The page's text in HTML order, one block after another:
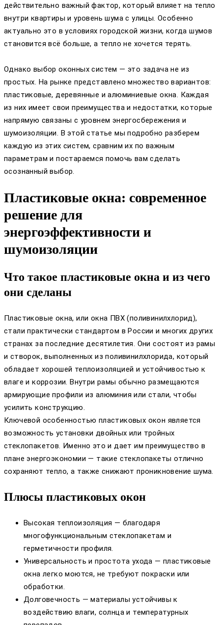
действительно важный фактор, который влияет на тепло
внутри квартиры и уровень шума с улицы. Особенно
актуально это в условиях городской жизни, когда шумов
становится всё больше, а тепло не хочется терять.
Однако выбор оконных систем — это задача не из
простых. На рынке представлено множество вариантов:
пластиковые, деревянные и алюминиевые окна. Каждая
из них имеет свои преимущества и недостатки, которые
напрямую связаны с уровнем энергосбережения и
шумоизоляции. В этой статье мы подробно разберем
каждую из этих систем, сравним их по важным
параметрам и постараемся помочь вам сделать
осознанный выбор.
Пластиковые окна: современное
решение для
энергоэффективности и
шумоизоляции
Что такое пластиковые окна и из чего
они сделаны
Пластиковые окна, или окна ПВХ (поливинилхлорид),
стали практически стандартом в России и многих других
странах за последние десятилетия. Они состоят из рамы
и створок, выполненных из поливинилхлорида, который
обладает хорошей теплоизоляцией и устойчивостью к
влаге и коррозии. Внутри рамы обычно размещаются
армирующие профили из алюминия или стали, чтобы
усилить конструкцию.
Ключевой особенностью пластиковых окон является
возможность установки двойных или тройных
стеклопакетов. Именно это и дает им преимущество в
плане энергоэкономии — такие стеклопакеты отлично
сохраняют тепло, а также снижают проникновение шума.
Плюсы пластиковых окон
Высокая теплоизоляция — благодаря
многофункциональным стеклопакетам и
герметичности профиля.
Универсальность и простота ухода — пластиковые
окна легко моются, не требуют покраски или
обработки.
Долговечность — материалы устойчивы к
воздействию влаги, солнца и температурных